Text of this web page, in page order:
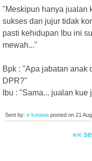
"Meskipun hanya jualan
sukses dan jujur tidak
pasti kehidupan Ibu ini
mewah..."
Bpk : "Apa jabatan anak
DPR?"
Ibu : "Sama... jualan kue
Sent by: e-ketawa posted on 21
««